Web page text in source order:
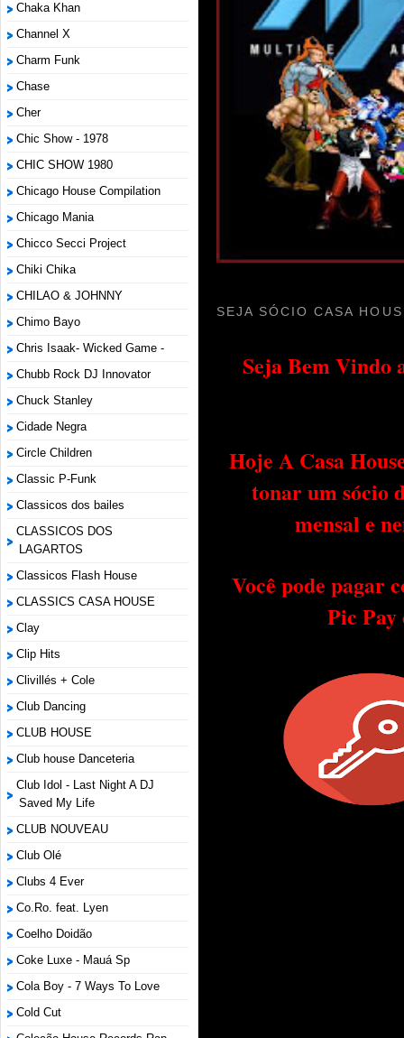
Chaka Khan
Channel X
Charm Funk
Chase
Cher
Chic Show - 1978
CHIC SHOW 1980
Chicago House Compilation
Chicago Mania
Chicco Secci Project
Chiki Chika
CHILAO & JOHNNY
Chimo Bayo
Chris Isaak- Wicked Game -
Chubb Rock DJ Innovator
Chuck Stanley
Cidade Negra
Circle Children
Classic P-Funk
Classicos dos bailes
CLASSICOS DOS
LAGARTOS
Classicos Flash House
CLASSICS CASA HOUSE
Clay
Clip Hits
Clivillés + Cole
Club Dancing
CLUB HOUSE
Club house Danceteria
Club Idol - Last Night A DJ
Saved My Life
CLUB NOUVEAU
Club Olé
Clubs 4 Ever
Co.Ro. feat. Lyen
Coelho Doidão
Coke Luxe - Mauá Sp
Cola Boy - 7 Ways To Love
Cold Cut
SEJA SÓCIO CASA
Seja Bem Vindo
Hoje A Casa
tonar um sócio
mensal e
Você pode pagar
Pic